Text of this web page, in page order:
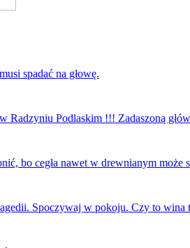
spadać na głowę.
Radzyniu Podlaskim !!! Zadaszoną
bo cegła nawet w drewnianym może
Spoczywaj w pokoju. Czy to wina